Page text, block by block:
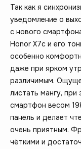
Так как я
уведомление о
с нового
Honor X7c и его
особенно
даже при ярком
различимым.
листать мангу,
смартфон весом
панель и делает
очень приятным.
чёткими и